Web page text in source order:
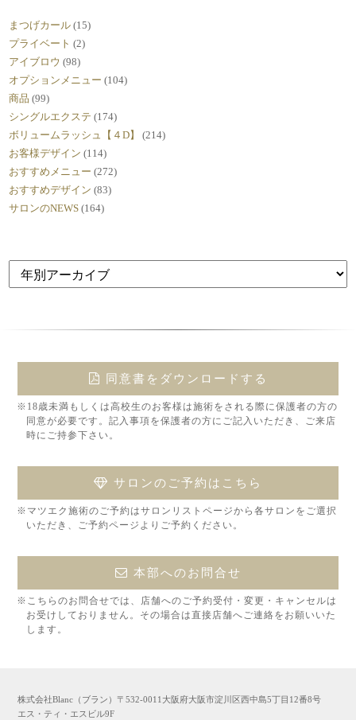
まつげカール (15)
プライベート (2)
アイブロウ (98)
オプションメニュー (104)
商品 (99)
シングルエクステ (174)
ボリュームラッシュ【４D】
(214)
お客様デザイン (114)
おすすめメニュー (272)
おすすめデザイン (83)
サロンのNEWS (164)
同意書をダウンロードする
※18歳未満もしくは高校生のお客様は施術をされる際に保護者の方の
同意が必要です。記入事項を保護者の方にご記入いただき、ご来店
時にご持参下さい。
サロンのご予約はこちら
※マツエク施術のご予約はサロンリストページから各サロンをご選択
いただき、ご予約ページよりご予約ください。
本部へのお問合せ
※こちらのお問合せでは、店舗へのご予約受付・変更・キャンセルは
お受けしておりません。その場合は直接店舗へご連絡をお願いいた
します。
株式会社Blanc（ブラン）〒532-0011大阪府大阪市淀川区西中島5丁目12番8号
エス・ティ・エスビル9F